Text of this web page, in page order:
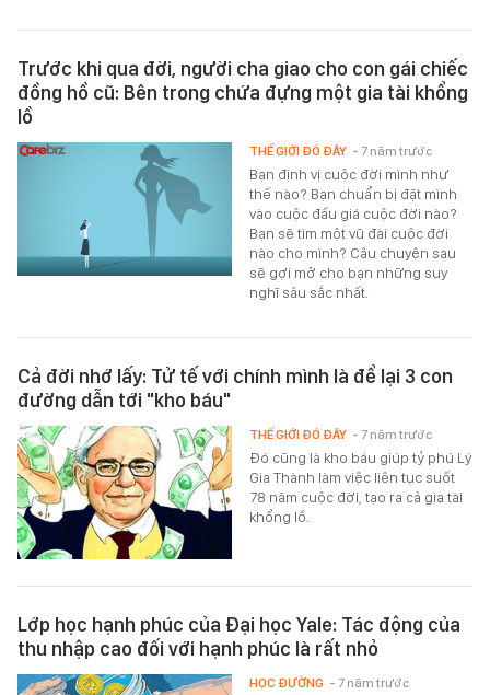
Trước khi qua đời, người cha giao cho con gái chiếc
đồng hồ cũ: Bên trong chứa đựng một gia tài khổng
lồ
Bạn định vị cuộc đời mình như
thế nào? Bạn chuẩn bị đặt mình
vào cuộc đấu giá cuộc đời nào?
Bạn sẽ tìm một vũ đài cuộc đời
nào cho mình? Câu chuyện sau
sẽ gợi mở cho bạn những suy
nghĩ sâu sắc nhất.
THẾ GIỚI ĐÓ ĐÂY - 7 năm trước
Cả đời nhớ lấy: Tử tế với chính mình là để lại 3 con
đường dẫn tới "kho báu"
Đó cũng là kho báu giúp tỷ phú Lý
Gia Thành làm việc liên tục suốt
78 năm cuộc đời, tạo ra cả gia tài
khổng lồ.
THẾ GIỚI ĐÓ ĐÂY - 7 năm trước
Lớp học hạnh phúc của Đại học Yale: Tác động của
thu nhập cao đối với hạnh phúc là rất nhỏ
HỌC ĐƯỜNG - 7 năm trước